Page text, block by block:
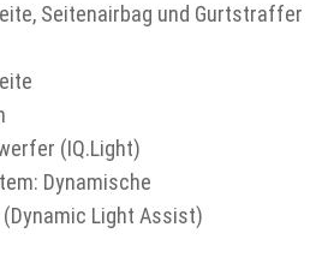
Seitenairbag und Gurtstraffer
(IQ.Light)
Dynamische
Light Assist)